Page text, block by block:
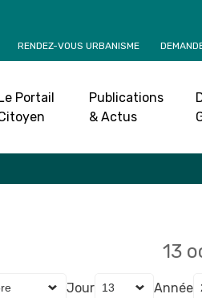
RENDEZ-VOUS URBANISME
Portail
Publications
& Actus
»Agenda
13
Jour
Année